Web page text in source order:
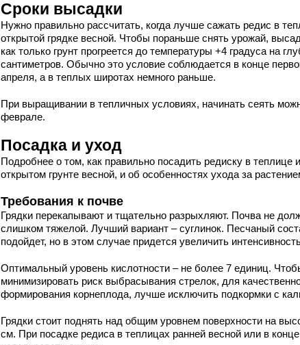
Сроки высадки
Нужно правильно рассчитать, когда лучше сажать редис в
открытой грядке весной. Чтобы пораньше снять урожай,
как только грунт прогреется до температуры +4 градуса на
сантиметров. Обычно это условие соблюдается в конце
апреля, а в теплых широтах немного раньше.
При выращивании в тепличных условиях, начинать сеять
феврале.
Посадка и уход
Подробнее о том, как правильно посадить редиску в теплице
открытом грунте весной, и об особенностях ухода за
Требования к почве
Грядки перекапывают и тщательно разрыхляют. Почва не
слишком тяжелой. Лучший вариант – суглинок. Песчаный
подойдет, но в этом случае придется увеличить
Оптимальный уровень кислотности – не более 7 единиц.
минимизировать риск выбрасывания стрелок, для
формирования корнеплода, лучше исключить подкормки с
Грядки стоит поднять над общим уровнем поверхности на
см. При посадке редиса в теплицах ранней весной или в